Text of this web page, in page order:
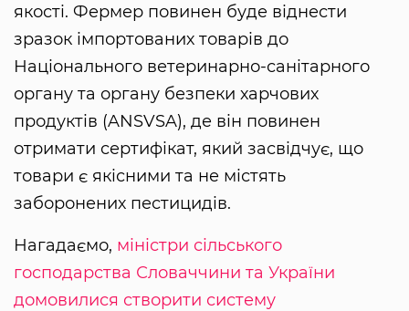
якості. Фермер повинен буде віднести
зразок імпортованих товарів до
Національного ветеринарно-санітарного
органу та органу безпеки харчових
продуктів (ANSVSA), де він повинен
отримати сертифікат, який засвідчує, що
товари є якісними та не містять
заборонених пестицидів.
Нагадаємо, міністри сільського
господарства Словаччини та України
домовилися створити систему